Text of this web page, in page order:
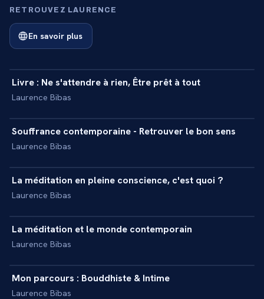
RETROUVEZ LAURENCE
En savoir plus
INTERVIEW
Livre : Ne s'attendre à rien, Être prêt à tout
Laurence Bibas
INTERVIEW +
Souffrance contemporaine - Retrouver le bon sens
Laurence Bibas
INTERVIEW
La méditation en pleine conscience, c'est quoi ?
Laurence Bibas
INTERVIEW
La méditation et le monde contemporain
Laurence Bibas
INTERVIEW
Mon parcours : Bouddhiste & Intime
Laurence Bibas